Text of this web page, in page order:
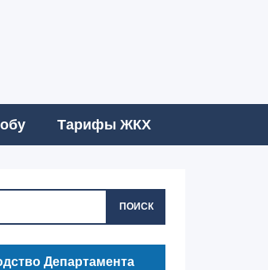
Тарифы ЖКХ
ПОИСК
Департамента